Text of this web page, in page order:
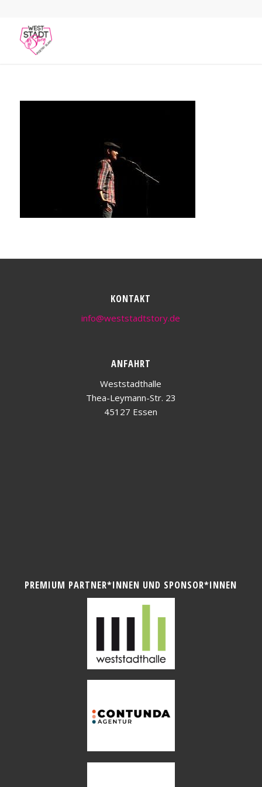
KONTAKT
info@weststadtstory.de
ANFAHRT
Weststadthalle
Thea-Leymann-Str. 23
45127 Essen
PREMIUM PARTNER*INNEN UND SPONSOR*INNEN